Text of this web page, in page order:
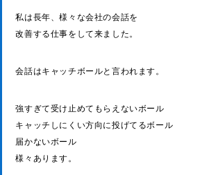
私は長年、様々な会社の会話を
改善する仕事をして来ました。
会話はキャッチボールと言われます。
強すぎて受け止めてもらえないボール
キャッチしにくい方向に投げてるボール
届かないボール
様々あります。